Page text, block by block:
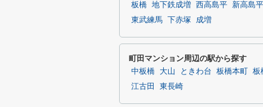
板橋 地下鉄成増 西高島平 新高島平
東武練馬
下赤塚 成増
町田マンション周辺の駅から探す
中板橋 大山 ときわ台 板橋本町 板
江古田
東長崎